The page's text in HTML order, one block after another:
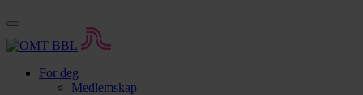
For deg
Medlemskap